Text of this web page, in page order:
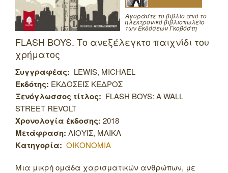
Αγοράστε το βιβλίο από το
ηλεκτρονικό βιβλιοπωλείο
των Εκδόσεων Γκοβόστη
FLASH BOYS. Το ανεξέλεγκτο παιχνίδι του
χρήματος
Συγγραφέας: LEWIS, MICHAEL
Εκδότης: ΕΚΔΟΣΕΙΣ ΚΕΔΡΟΣ
Ξενόγλωσσος τίτλος: FLASH BOYS: A WALL
STREET REVOLT
Χρονολογία έκδοσης: 2018
Μετάφραση: ΛΙΟΥΙΣ, ΜΑΙΚΛ
Κατηγορία: ΟΙΚΟΝΟΜΙΑ
Μια μικρή ομάδα χαρισματικών ανθρώπων, με